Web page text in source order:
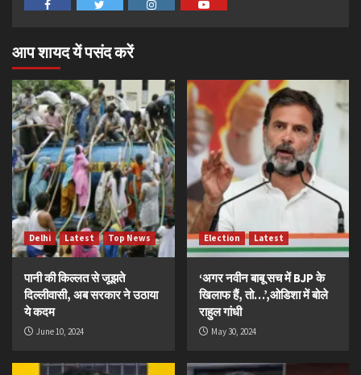
आप शायद यें पसंद करें
Delhi Latest Top News
पानी की किल्लत से जूझते
दिल्लीवासी, अब सरकार ने उठाया
ये कदम
June 10, 2024
Election Latest
‘अगर नवीन बाबू सच में BJP के
खिलाफ हैं, तो…’,ओडिशा में बोले
राहुल गांधी
May 30, 2024